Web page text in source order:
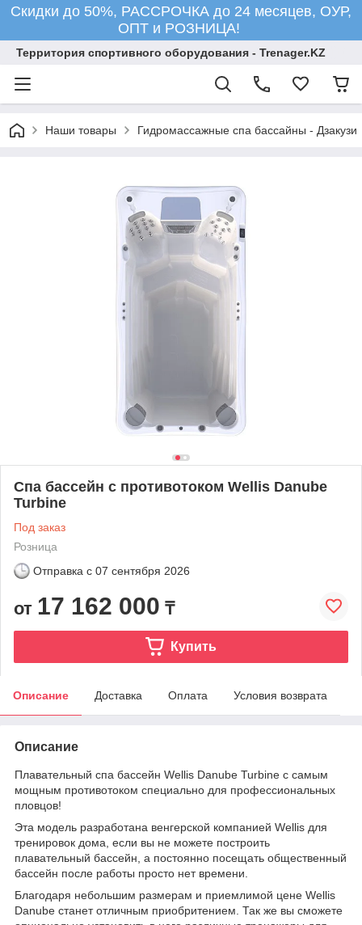
Скидки до 50%, РАССРОЧКА до 24 месяцев, ОУР,
ОПТ и РОЗНИЦА!
Территория спортивного оборудования - Trenager.KZ
Наши товары Гидромассажные спа бассайны - Дзакузи
Спа бассейн с противотоком Wellis Danube
Turbine
Под заказ
Розница
Отправка с 07 сентября 2026
от 17 162 000 ₸
Купить
Описание Доставка Оплата Условия возврата
Описание
Плавательный спа бассейн Wellis Danube Turbine с самым
мощным противотоком специально для профессиональных
пловцов!
Эта модель разработана венгерской компанией Wellis для
тренировок дома, если вы не можете построить
плавательный бассейн, а постоянно посещать общественный
бассейн после работы просто нет времени.
Благодаря небольшим размерам и приемлимой цене Wellis
Danube станет отличным приобритением. Так же вы сможете